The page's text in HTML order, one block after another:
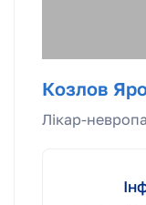
Козлов
Лікар-